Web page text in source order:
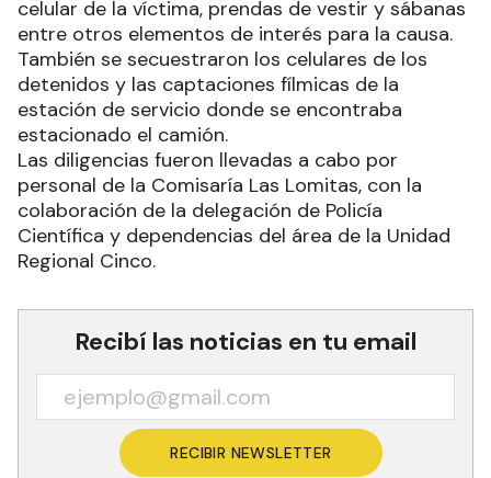
celular de la víctima, prendas de vestir y sábanas
entre otros elementos de interés para la causa.
También se secuestraron los celulares de los
detenidos y las captaciones fílmicas de la
estación de servicio donde se encontraba
estacionado el camión.
Las diligencias fueron llevadas a cabo por
personal de la Comisaría Las Lomitas, con la
colaboración de la delegación de Policía
Científica y dependencias del área de la Unidad
Regional Cinco.
Recibí las noticias en tu email
RECIBIR NEWSLETTER